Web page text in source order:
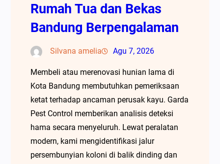
Rumah Tua dan Bekas
Bandung Berpengalaman
Silvana amelia Agu 7, 2026
Membeli atau merenovasi hunian lama di
Kota Bandung membutuhkan pemeriksaan
ketat terhadap ancaman perusak kayu. Garda
Pest Control memberikan analisis deteksi
hama secara menyeluruh. Lewat peralatan
modern, kami mengidentifikasi jalur
persembunyian koloni di balik dinding dan